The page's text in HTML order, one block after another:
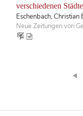
verschiedenen
Eschenbach, Christian
Neue Zeitungen von